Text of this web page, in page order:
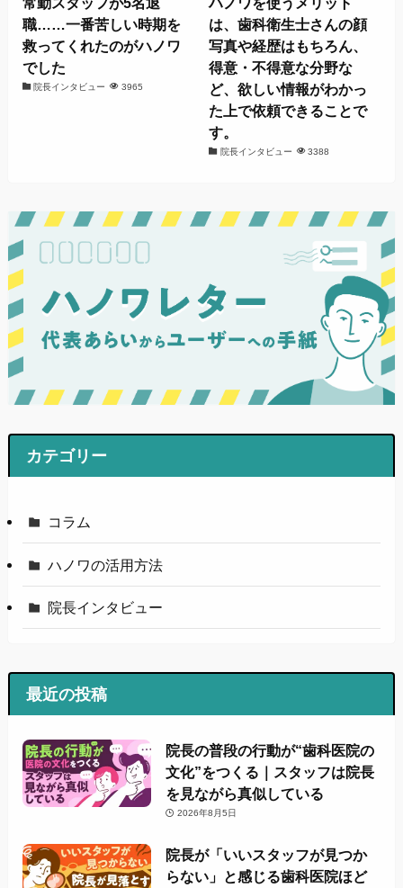
職……一番苦しい時期を
救ってくれたのがハノワ
でした
院長インタビュー 3965
は、歯科衛生士さんの顔
写真や経歴はもちろん、
得意・不得意な分野な
ど、欲しい情報がわかっ
た上で依頼できることで
す。
院長インタビュー 3388
カテゴリー
コラム
ハノワの活用方法
院長インタビュー
最近の投稿
院長の普段の行動が“歯科医院の
文化”をつくる｜スタッフは院長
を見ながら真似している
2026年8月5日
院長が「いいスタッフが見つか
らない」と感じる歯科医院ほど